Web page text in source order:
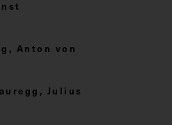
Anton von
Julius